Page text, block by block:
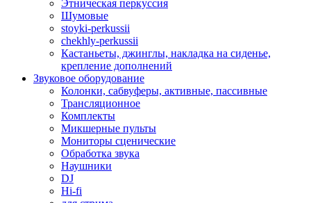
Этническая перкуссия
Шумовые
stoyki-perkussii
chekhly-perkussii
Кастаньеты, джинглы, накладка на сиденье,
крепление дополнений
Звуковое оборудование
Колонки, сабвуферы, активные, пассивные
Трансляционное
Комплекты
Микшерные пульты
Мониторы сценические
Обработка звука
Наушники
DJ
Hi-fi